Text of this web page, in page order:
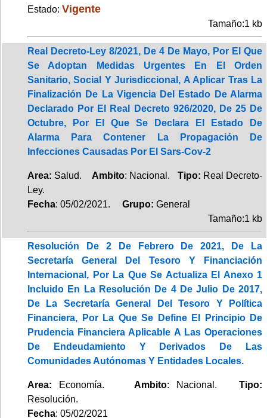
Estado: Vigente
Tamaño:1 kb
Real Decreto-Ley 8/2021, De 4 De Mayo, Por El Que
Se Adoptan Medidas Urgentes En El Orden
Sanitario, Social Y Jurisdiccional, A Aplicar Tras La
Finalización De La Vigencia Del Estado De Alarma
Declarado Por El Real Decreto 926/2020, De 25 De
Octubre, Por El Que Se Declara El Estado De
Alarma Para Contener La Propagación De
Infecciones Causadas Por El Sars-Cov-2
Area: Salud. Ambito: Nacional. Tipo: Real Decreto-
Ley.
Fecha: 05/02/2021. Grupo: General
Tamaño:1 kb
Resolución De 2 De Febrero De 2021, De La
Secretaría General Del Tesoro Y Financiación
Internacional, Por La Que Se Actualiza El Anexo 1
Incluido En La Resolución De 4 De Julio De 2017,
De La Secretaría General Del Tesoro Y Política
Financiera, Por La Que Se Define El Principio De
Prudencia Financiera Aplicable A Las Operaciones
De Endeudamiento Y Derivados De Las
Comunidades Autónomas Y Entidades Locales.
Area: Economía. Ambito: Nacional.Tipo:
Resolución.
Fecha: 05/02/2021